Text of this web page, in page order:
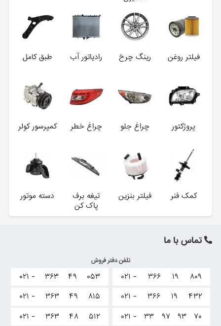
فیلتر روغن رینگ چرخ رادیاتور آب طبق کامل
پروژکتور چراغ جلو چراغ خطر کمپرسور کولر
کمک فنر فیلتر بنزین
تیغه برف
پاک کن
دسته موتور
تماس با ما
تلفن دفتر فروش
۰۲۱ - ۳۶۶ ۱۹
۸۰۹
۰۲۱ -
۳۶۶ ۱۹
۴۳۲
۰۲۱ -
۳۳ ۹۷ ۹۳
۷۰
۰۲۱ - ۳۶۳ ۴۹
۰۵۳
۰۲۱ -
۳۶۳ ۴۹
۸۱۵
۰۲۱ -
۳۶۳ ۴۸
۵۱۲